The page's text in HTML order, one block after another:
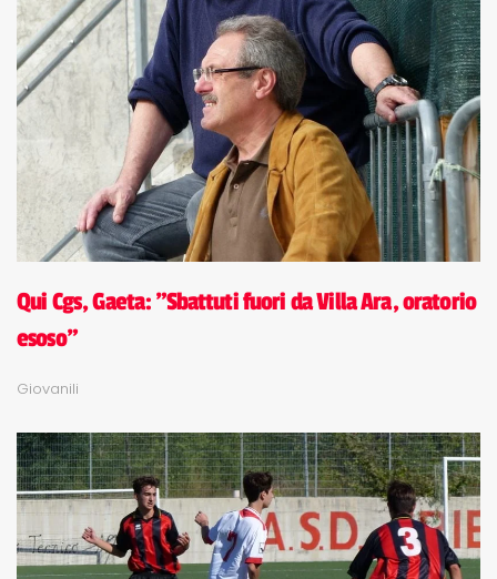
Qui Cgs, Gaeta: "Sbattuti fuori da Villa Ara, oratorio
esoso"
Giovanili